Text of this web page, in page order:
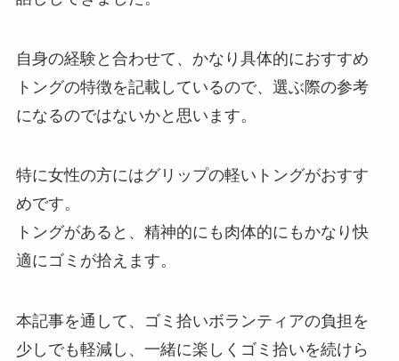
自身の経験と合わせて、かなり具体的におすすめ
トングの特徴を記載しているので、選ぶ際の参考
になるのではないかと思います。
特に女性の方にはグリップの軽いトングがおすす
めです。
トングがあると、精神的にも肉体的にもかなり快
適にゴミが拾えます。
本記事を通して、ゴミ拾いボランティアの負担を
少しでも軽減し、一緒に楽しくゴミ拾いを続けら